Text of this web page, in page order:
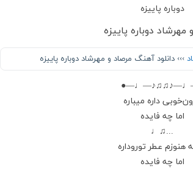
دوباره پاییزه
مهرشاد دوباره پاییزه
››› دانلود آهنگ مرصاد و مهرشاد دوباره پاییزه
داره میباره
اما چه فایده
...♫♩
هنوزم عطر تو‌رو‌داره
اما چه فایده